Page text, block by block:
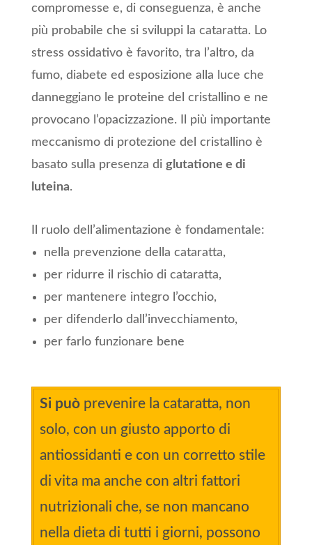
compromesse e, di conseguenza, è anche
più probabile che si sviluppi la cataratta. Lo
stress ossidativo è favorito, tra l’altro, da
fumo, diabete ed esposizione alla luce che
danneggiano le proteine del cristallino e ne
provocano l’opacizzazione. Il più importante
meccanismo di protezione del cristallino è
basato sulla presenza di glutatione e di
luteina.
Il ruolo dell’alimentazione è fondamentale:
nella prevenzione della cataratta,
per ridurre il rischio di cataratta,
per mantenere integro l’occhio,
per difenderlo dall’invecchiamento,
per farlo funzionare bene
Si puòprevenire la cataratta, non
solo, con un giusto apporto di
antiossidanti e con un corretto stile
di vita ma anche con altri fattori
nutrizionali che, se non mancano
nella dieta di tutti i giorni, possono